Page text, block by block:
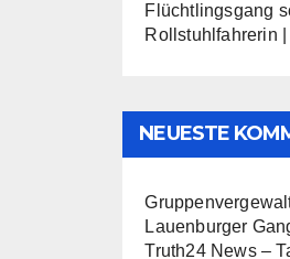
Flüchtlingsgang
Rollstuhlfahrerin
NEUESTE
Lauenburger
Truth24 News –